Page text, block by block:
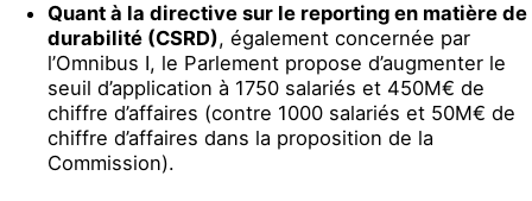
Quant à la directive sur le reporting en matière de
durabilité (CSRD), également concernée par
l’Omnibus I, le Parlement propose d’augmenter le
seuil d’application à 1750 salariés et 450M€ de
chiffre d’affaires (contre 1000 salariés et 50M€ de
chiffre d’affaires dans la proposition de la
Commission).